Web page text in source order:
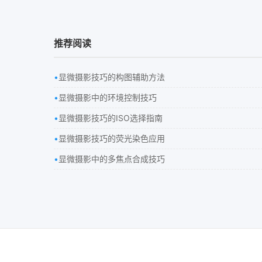
推荐阅读
显微摄影技巧的构图辅助方法
显微摄影中的环境控制技巧
显微摄影技巧的ISO选择指南
显微摄影技巧的荧光染色应用
显微摄影中的多焦点合成技巧